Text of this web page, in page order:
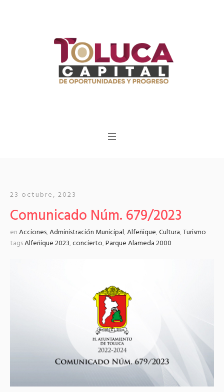
23 octubre, 2023
Comunicado Núm. 679/2023
enAcciones,Administración Municipal,Alfeñique,Cultura,Turismo
tagsAlfeñique 2023,concierto,Parque Alameda 2000